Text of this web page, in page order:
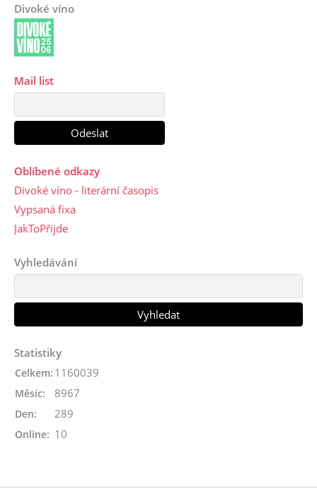
Divoké víno
Mail list
Oblíbené odkazy
Divoké víno - literární časopis
Vypsaná fixa
JakToPřijde
Vyhledávání
Statistiky
Online: 10
Celkem: 1160039
Měsíc: 8967
Den: 289